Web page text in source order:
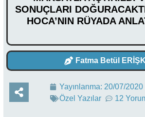
SONUÇLARI
HOCA’NIN RÜYADA
Fatma Betül
Yayınlanma: 20/07/2020
Özel Yazılar
12